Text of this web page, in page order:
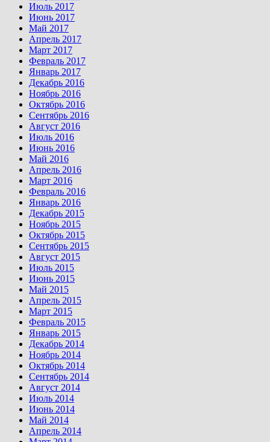
Июль 2017
Июнь 2017
Май 2017
Апрель 2017
Март 2017
Февраль 2017
Январь 2017
Декабрь 2016
Ноябрь 2016
Октябрь 2016
Сентябрь 2016
Август 2016
Июль 2016
Июнь 2016
Май 2016
Апрель 2016
Март 2016
Февраль 2016
Январь 2016
Декабрь 2015
Ноябрь 2015
Октябрь 2015
Сентябрь 2015
Август 2015
Июль 2015
Июнь 2015
Май 2015
Апрель 2015
Март 2015
Февраль 2015
Январь 2015
Декабрь 2014
Ноябрь 2014
Октябрь 2014
Сентябрь 2014
Август 2014
Июль 2014
Июнь 2014
Май 2014
Апрель 2014